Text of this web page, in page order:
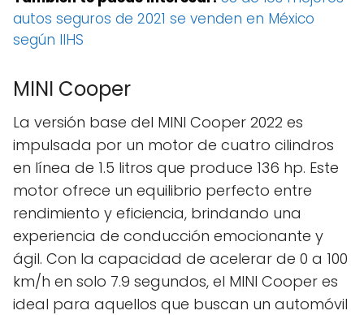
autos seguros de 2021 se venden en México
según IIHS
MINI Cooper
La versión base del MINI Cooper 2022 es
impulsada por un motor de cuatro cilindros
en línea de 1.5 litros que produce 136 hp. Este
motor ofrece un equilibrio perfecto entre
rendimiento y eficiencia, brindando una
experiencia de conducción emocionante y
ágil. Con la capacidad de acelerar de 0 a 100
km/h en solo 7.9 segundos, el MINI Cooper es
ideal para aquellos que buscan un automóvil